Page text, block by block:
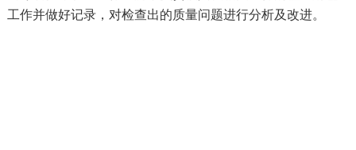
工作并做好记录，对检查出的质量问题进行分析及改进。